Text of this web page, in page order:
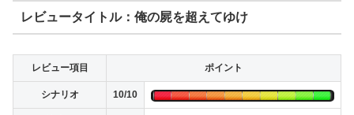
レビュータイトル：俺の屍を超えてゆけ
レビュー項目 ポイント
シナリオ 10/10